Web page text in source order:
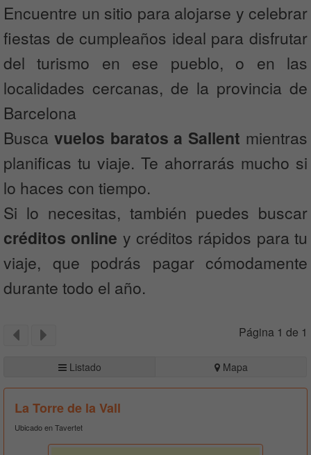
Encuentre un sitio para alojarse y celebrar
fiestas de cumpleaños ideal para disfrutar
del turismo en ese pueblo, o en las
localidades cercanas, de la provincia de
Barcelona
Busca vuelos baratos a Sallent mientras
planificas tu viaje. Te ahorrarás mucho si
lo haces con tiempo.
Si lo necesitas, también puedes buscar
créditos online y créditos rápidos para tu
viaje, que podrás pagar cómodamente
durante todo el año.
Página 1 de 1
Listado Mapa
La Torre de la Vall
Ubicado en Tavertet